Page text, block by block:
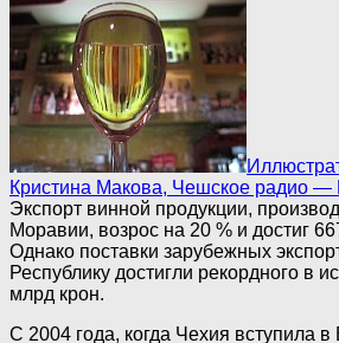
Кристина Макова, Чешское радио —
Экспорт винной продукции,
Моравии, возрос на 20 % и достиг
Однако поставки зарубежных
Республику достигли рекордного в
млрд крон.
С 2004 года, когда Чехия вступила